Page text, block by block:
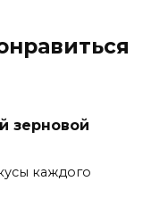
зерновой
каждого